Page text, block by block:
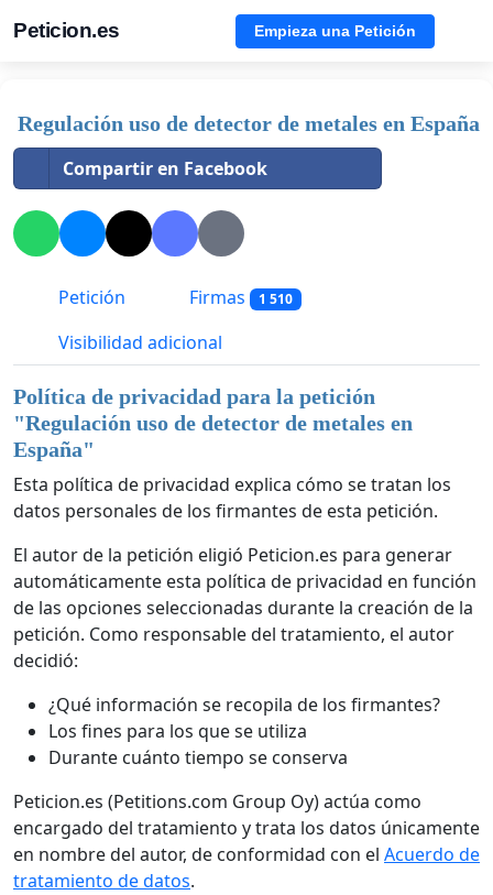
Peticion.es Empieza una Petición
Regulación uso de detector de metales en España
Compartir en Facebook
Petición Firmas 1 510
Visibilidad adicional
Política de privacidad para la petición
"Regulación uso de detector de metales en
España"
Esta política de privacidad explica cómo se tratan los
datos personales de los firmantes de esta petición.
El autor de la petición eligió Peticion.es para generar
automáticamente esta política de privacidad en función
de las opciones seleccionadas durante la creación de la
petición. Como responsable del tratamiento, el autor
decidió:
¿Qué información se recopila de los firmantes?
Los fines para los que se utiliza
Durante cuánto tiempo se conserva
Peticion.es (Petitions.com Group Oy) actúa como
encargado del tratamiento y trata los datos únicamente
en nombre del autor, de conformidad con el Acuerdo de
tratamiento de datos.